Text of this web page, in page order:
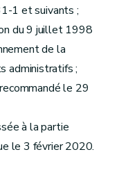
1 et suivants ;
du 9 juillet 1998
de la
administratifs ;
le 29
à la partie
le 3 février 2020.